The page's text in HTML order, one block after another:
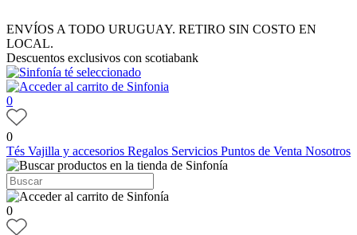
ENVÍOS A TODO URUGUAY. RETIRO SIN COSTO EN
LOCAL.
Descuentos exclusivos con scotiabank
0
0
Tés Vajilla y accesorios Regalos Servicios Puntos de Venta Nosotros
0